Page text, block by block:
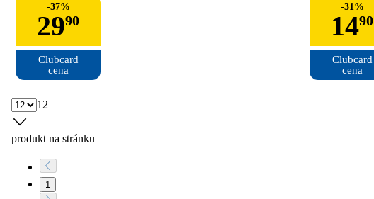
-37%
2990
Clubcard
cena
-31%
1490
Clubcard
cena
12
produkt na stránku
1